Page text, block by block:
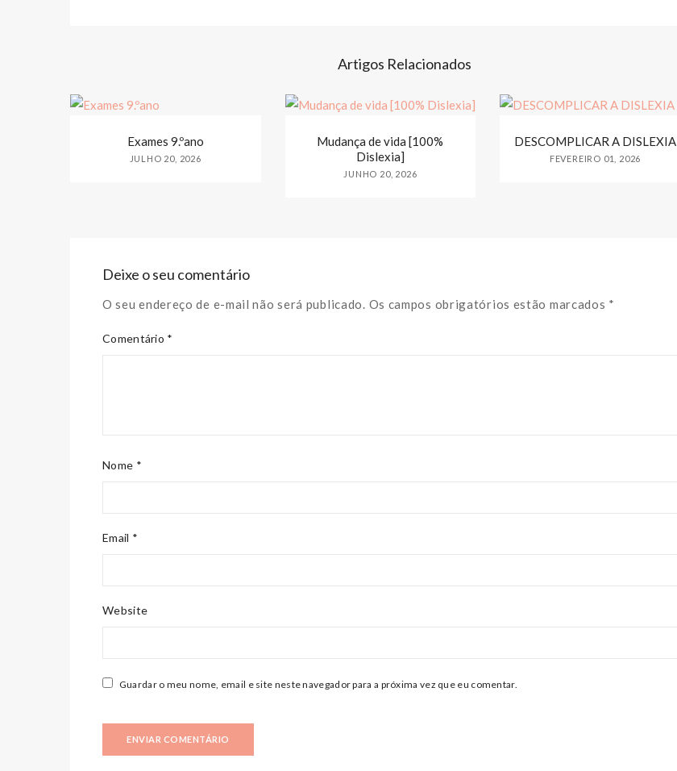
Artigos Relacionados
Exames 9.ºano
JULHO 20, 2026
Mudança de vida [100%
Dislexia]
JUNHO 20, 2026
DESCOMPLICAR A DISLEXIA
FEVEREIRO 01, 2026
Deixe o seu comentário
O seu endereço de e-mail não será publicado. Os campos obrigatórios estão marcados *
Comentário *
Nome *
Email *
Website
Guardar o meu nome, email e site neste navegador para a próxima vez que eu comentar.